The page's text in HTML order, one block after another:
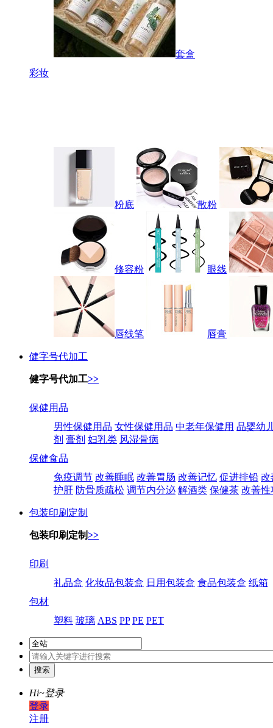
套盒
彩妆
粉底 散粉
修容粉 眼线
唇线笔 唇膏
健字号代加工
健字号代加工>>
保健用品
男性保健用品 女性保健用品 中老年保健用 品婴幼
剂 膏剂 妇乳类 风湿骨病
保健食品
免疫调节 改善睡眠 改善胃肠 改善记忆 促进排铅 改
护肝 防骨质疏松 调节内分泌 解酒类 保健茶 改善性
包装印刷定制
包装印刷定制>>
印刷
礼品盒 化妆品包装盒 日用包装盒 食品包装盒 纸箱
包材
塑料 玻璃 ABS PP PE PET
Hi~登录
登录
注册